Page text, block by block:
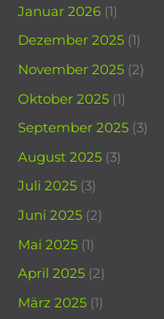
Januar 2026 (1)
Dezember 2025 (1)
November 2025 (2)
Oktober 2025 (1)
September 2025 (3)
August 2025 (3)
Juli 2025 (3)
Juni 2025 (2)
Mai 2025 (1)
April 2025 (2)
März 2025 (1)